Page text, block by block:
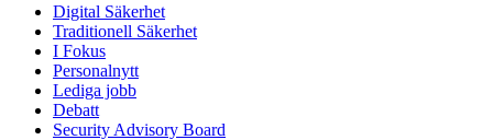
Digital Säkerhet
Traditionell Säkerhet
I Fokus
Personalnytt
Lediga jobb
Debatt
Security Advisory Board